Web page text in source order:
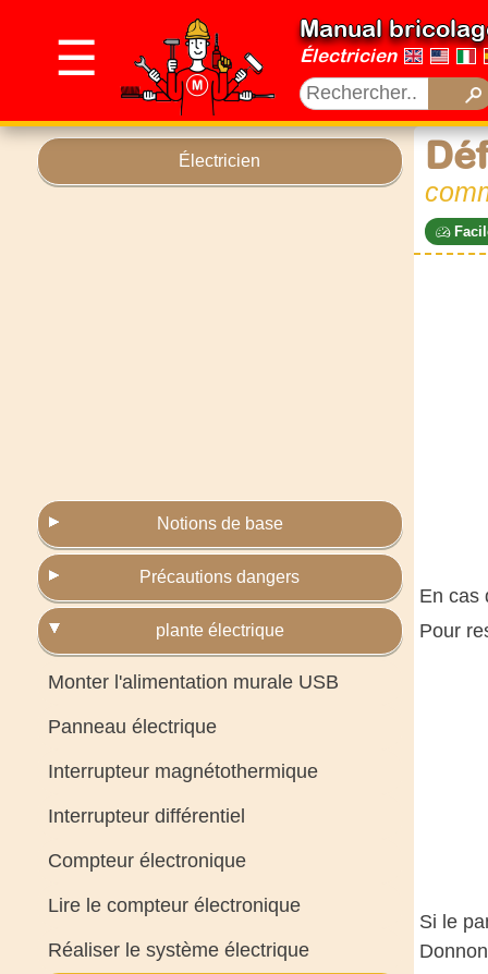
☰
Manual
Électricien
Électricien
Notions de base
Précautions dangers
plante électrique
Monter l'alimentation murale USB
Panneau électrique
Interrupteur magnétothermique
Interrupteur différentiel
Compteur électronique
Lire le compteur électronique
Réaliser le système électrique
En cas
Pour
Si le